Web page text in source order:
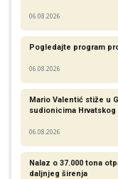
06.08.2026
Pogledajte program
06.08.2026
Mario Valentić stiže u
sudionicima
06.08.2026
Nalaz o 37.000 tona
daljnjeg širenja